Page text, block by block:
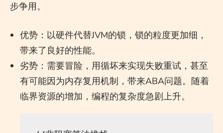
步争用。
优势：以硬件代替JVM的锁，锁的粒度更加细，
带来了良好的性能。
劣势：需要冒险，用循坏来实现失败重试，甚至
有可能因为内存复用机制，带来ABA问题。随着
临界资源的增加，编程的复杂度急剧上升。